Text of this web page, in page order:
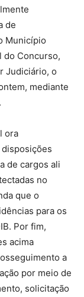
de
Município
do Concurso,
Judiciário, o
mediante
ora
de cargos ali
no
que o
para os
Por fim,
acima
a
por meio de
solicitação